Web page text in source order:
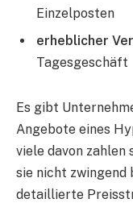
Einzelposten
erheblicher
Tagesgeschäft
Es gibt
Angebote eines
viele davon zahlen
sie nicht zwingend
detaillierte